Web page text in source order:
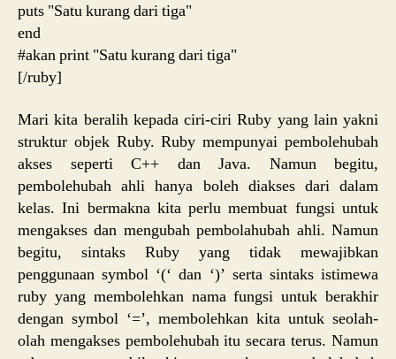
puts "Satu kurang dari tiga"
end
#akan print "Satu kurang dari tiga"
[/ruby]
Mari kita beralih kepada ciri-ciri Ruby yang lain yakni
struktur objek Ruby. Ruby mempunyai pembolehubah
akses seperti C++ dan Java. Namun begitu,
pembolehubah ahli hanya boleh diakses dari dalam
kelas. Ini bermakna kita perlu membuat fungsi untuk
mengakses dan mengubah pembolahubah ahli. Namun
begitu, sintaks Ruby yang tidak mewajibkan
penggunaan symbol ‘(‘ dan ‘)’ serta sintaks istimewa
ruby yang membolehkan nama fungsi untuk berakhir
dengan symbol ‘=’, membolehkan kita untuk seolah-
olah mengakses pembolehubah itu secara terus. Namun